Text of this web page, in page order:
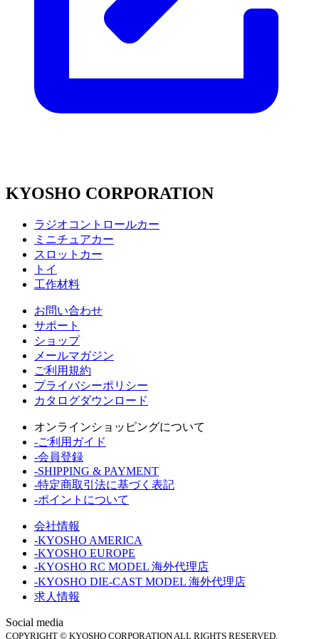
KYOSHO CORPORATION
ラジオコントロールカー
ミニチュアカー
スロットカー
トイ
工作材料
お問い合わせ
サポート
ショップ
メールマガジン
ご利用規約
プライバシーポリシー
カタログダウンロード
オンラインショッピングについて
-ご利用ガイド
-会員登録
-SHIPPING & PAYMENT
-特定商取引法に基づく表記
-ポイントについて
会社情報
-KYOSHO AMERICA
-KYOSHO EUROPE
-KYOSHO RC MODEL 海外代理店
-KYOSHO DIE-CAST MODEL 海外代理店
求人情報
Social media
COPYRIGHT © KYOSHO CORPORATION ALL RIGHTS RESERVED.